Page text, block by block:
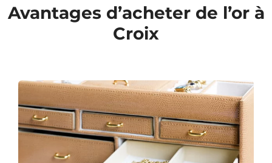
Avantages d’acheter de l’or à
Croix